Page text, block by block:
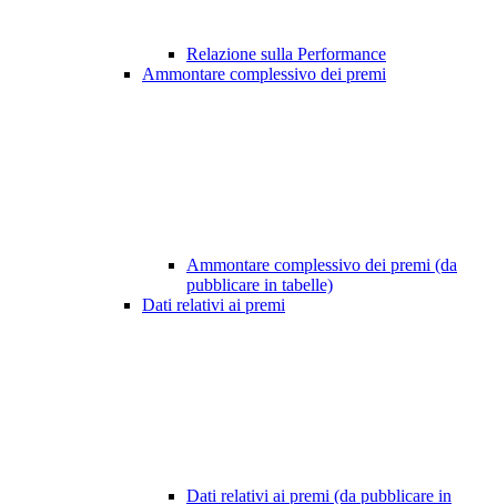
Relazione sulla Performance
Ammontare complessivo dei premi
Ammontare complessivo dei premi (da
pubblicare in tabelle)
Dati relativi ai premi
Dati relativi ai premi (da pubblicare in